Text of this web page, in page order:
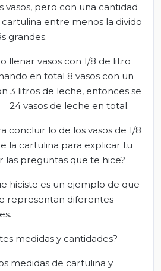
vasos, pero con una cantidad
cartulina entre menos la divido
grandes.
llenar vasos con 1/8 de litro
en total 8 vasos con un
3 litros de leche, entonces se
= 24 vasos de leche en total.
concluir lo de los vasos de 1/8
la cartulina para explicar tu
las preguntas que te hice?
hiciste es un ejemplo de que
representan diferentes
medidas y cantidades?
medidas de cartulina y